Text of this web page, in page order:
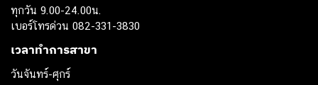
ทุกวัน 9.00-24.00น.
เบอร์โทรด่วน 082-331-3830
เวลาทำการสาขา
วันจันทร์-ศุกร์